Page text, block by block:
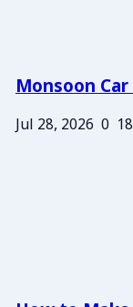
Monsoon Car
Jul 28, 2026 0 18